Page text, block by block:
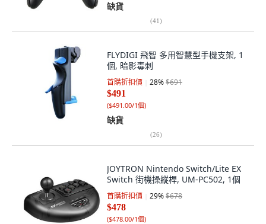
缺貨
(41)
FLYDIGI 飛智 多用智慧型手機支架, 1
個, 暗影毒刺
首購折扣價 28%$691
$491
($491.00/1個)
缺貨
(26)
JOYTRON Nintendo Switch/Lite EX
Switch 街機操縱桿, UM-PC502, 1個
首購折扣價 29%$678
$478
($478.00/1個)